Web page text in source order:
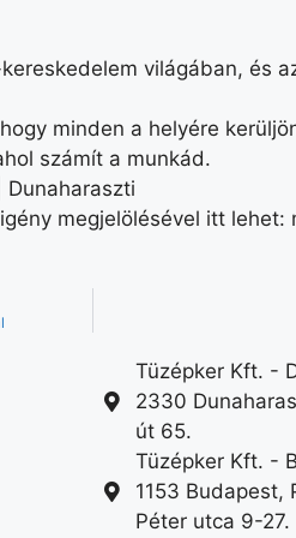
világában, és
minden a helyére
számít a munkád.
Dunaharaszti
megjelölésével itt lehet:
Tüzépker Kft. -
2330
út 65.
Tüzépker Kft. -
1153 Budapest,
Péter utca 9-27.